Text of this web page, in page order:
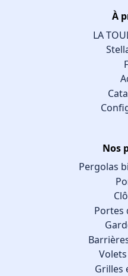
À
LA
Nos
Pergolas
Portes
Grilles